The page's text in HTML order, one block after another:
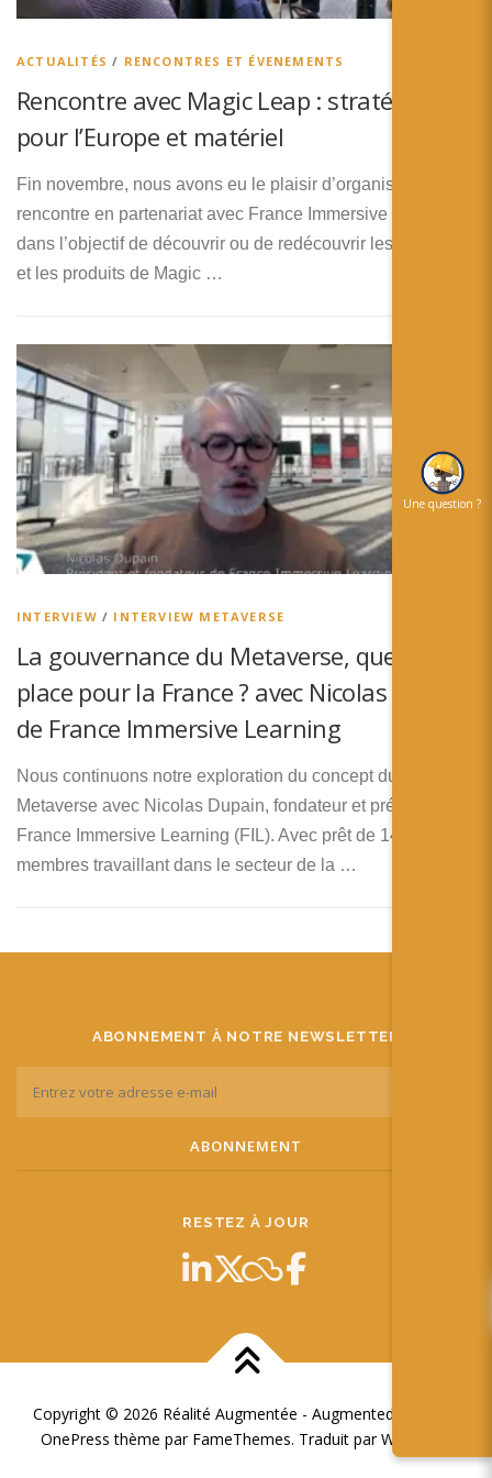
Español
ACTUALITÉS / RENCONTRES ET ÉVENEMENTS
Rencontre avec Magic Leap : stratégie
pour l’Europe et matériel
Fin novembre, nous avons eu le plaisir d’organiser une
rencontre en partenariat avec France Immersive Learning,
dans l’objectif de découvrir ou de redécouvrir les services
et les produits de Magic …
INTERVIEW / INTERVIEW METAVERSE
La gouvernance du Metaverse, quelle
place pour la France ? avec Nicolas Dupain
de France Immersive Learning
Nous continuons notre exploration du concept du
Metaverse avec Nicolas Dupain, fondateur et président de
France Immersive Learning (FIL). Avec prêt de 140
membres travaillant dans le secteur de la …
ABONNEMENT À NOTRE NEWSLETTER
RESTEZ À JOUR
Copyright © 2026 Réalité Augmentée - Augmented Reality
OnePress thème par FameThemes. Traduit par Wp Trads.
Une question ?